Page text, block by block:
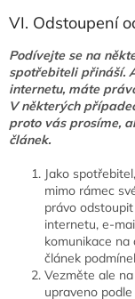
VI. Odstoupení
Podívejte se na
spotřebiteli přináší.
internetu, máte
V některých
proto vás prosíme,
článek.
Jako
mimo rámec
právo
internetu, e-
komunikace na
článek
Vezměte ale
upraveno